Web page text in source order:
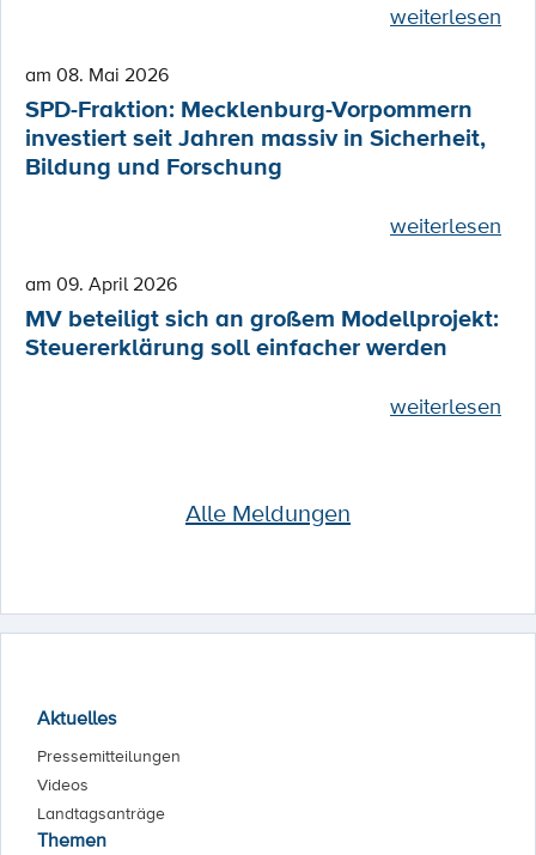
weiterlesen
am 08. Mai 2026
SPD-Fraktion: Mecklenburg-Vorpommern
investiert seit Jahren massiv in Sicherheit,
Bildung und Forschung
weiterlesen
am 09. April 2026
MV beteiligt sich an großem Modellprojekt:
Steuererklärung soll einfacher werden
weiterlesen
Alle Meldungen
Aktuelles
Pressemitteilungen
Videos
Landtagsanträge
Themen